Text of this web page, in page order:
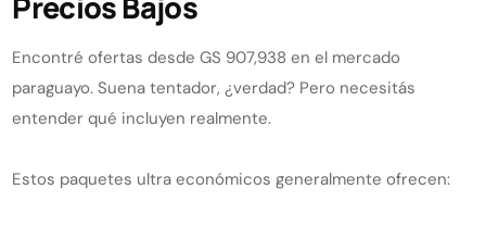
Encontré ofertas desde GS 907,938 en el mercado
paraguayo. Suena tentador, ¿verdad? Pero necesitás
entender qué incluyen realmente.
Estos paquetes ultra económicos generalmente ofrecen: